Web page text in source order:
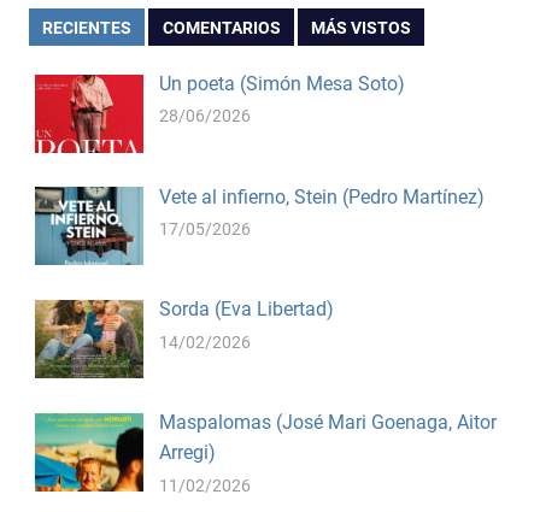
RECIENTES COMENTARIOS MÁS VISTOS
Un poeta (Simón Mesa Soto)
28/06/2026
Vete al infierno, Stein (Pedro Martínez)
17/05/2026
Sorda (Eva Libertad)
14/02/2026
Maspalomas (José Mari Goenaga, Aitor
Arregi)
11/02/2026